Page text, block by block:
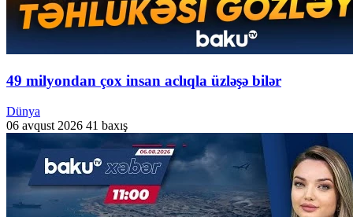
49 milyondan çox insan aclıqla üzləşə bilər
Dünya
06 avqust 2026 41 baxış